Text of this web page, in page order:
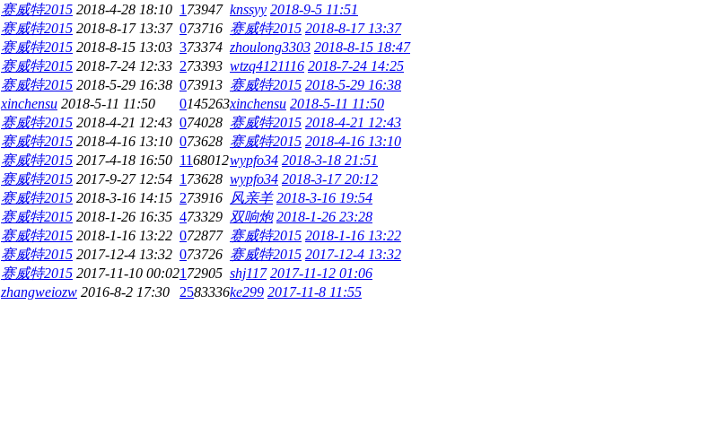
赛威特2015 2018-4-28 18:10 1 73947 knssyy 2018-9-5 11:51
赛威特2015 2018-8-17 13:37 073716 赛威特2015 2018-8-17 13:37
赛威特2015 2018-8-15 13:03 373374 zhoulong3303 2018-8-15 18:47
赛威特2015 2018-7-24 12:33 273393 wtzq4121116 2018-7-24 14:25
赛威特2015 2018-5-29 16:38 073913 赛威特2015 2018-5-29 16:38
xinchensu 2018-5-11 11:50 0145263xinchensu 2018-5-11 11:50
赛威特2015 2018-4-21 12:43 074028 赛威特2015 2018-4-21 12:43
赛威特2015 2018-4-16 13:10 073628 赛威特2015 2018-4-16 13:10
赛威特2015 2017-4-18 16:50 1168012wypfo34 2018-3-18 21:51
赛威特2015 2017-9-27 12:54 1 73628 wypfo34 2018-3-17 20:12
赛威特2015 2018-3-16 14:15 273916 风亲羊 2018-3-16 19:54
赛威特2015 2018-1-26 16:35 473329 双响炮 2018-1-26 23:28
赛威特2015 2018-1-16 13:22 072877 赛威特2015 2018-1-16 13:22
赛威特2015 2017-12-4 13:32 073726 赛威特2015 2017-12-4 13:32
赛威特2015 2017-11-10 00:021 72905 shj117 2017-11-12 01:06
zhangweiozw 2016-8-2 17:30 2583336ke299 2017-11-8 11:55